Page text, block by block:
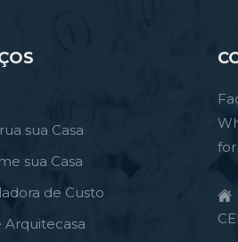
sua Casa
sua Casa
de Custo
Arquitecasa